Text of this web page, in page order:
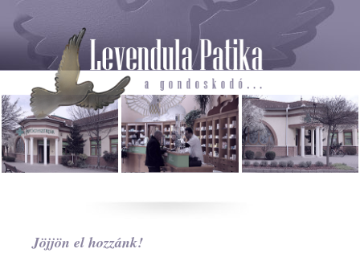
Jöjjön el hozzánk!